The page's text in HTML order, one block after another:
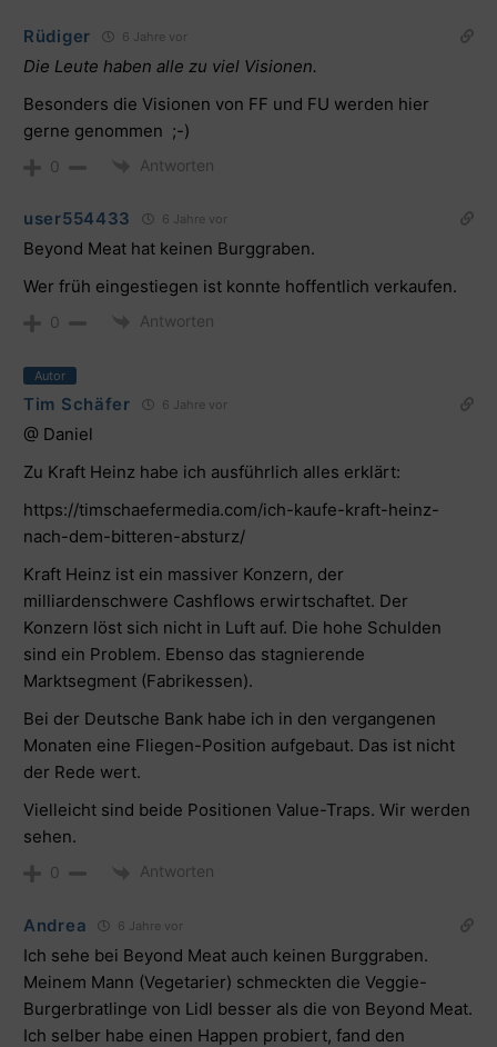
Rüdiger 6 Jahre vor
Die Leute haben alle zu viel Visionen.
Besonders die Visionen von FF und FU werden hier
gerne genommen ;-)
0 Antworten
user554433 6 Jahre vor
Beyond Meat hat keinen Burggraben.
Wer früh eingestiegen ist konnte hoffentlich verkaufen.
0 Antworten
Autor
Tim Schäfer 6 Jahre vor
@ Daniel
Zu Kraft Heinz habe ich ausführlich alles erklärt:
https://timschaefermedia.com/ich-kaufe-kraft-heinz-
nach-dem-bitteren-absturz/
Kraft Heinz ist ein massiver Konzern, der
milliardenschwere Cashflows erwirtschaftet. Der
Konzern löst sich nicht in Luft auf. Die hohe Schulden
sind ein Problem. Ebenso das stagnierende
Marktsegment (Fabrikessen).
Bei der Deutsche Bank habe ich in den vergangenen
Monaten eine Fliegen-Position aufgebaut. Das ist nicht
der Rede wert.
Vielleicht sind beide Positionen Value-Traps. Wir werden
sehen.
0 Antworten
Andrea 6 Jahre vor
Ich sehe bei Beyond Meat auch keinen Burggraben.
Meinem Mann (Vegetarier) schmeckten die Veggie-
Burgerbratlinge von Lidl besser als die von Beyond Meat.
Ich selber habe einen Happen probiert, fand den